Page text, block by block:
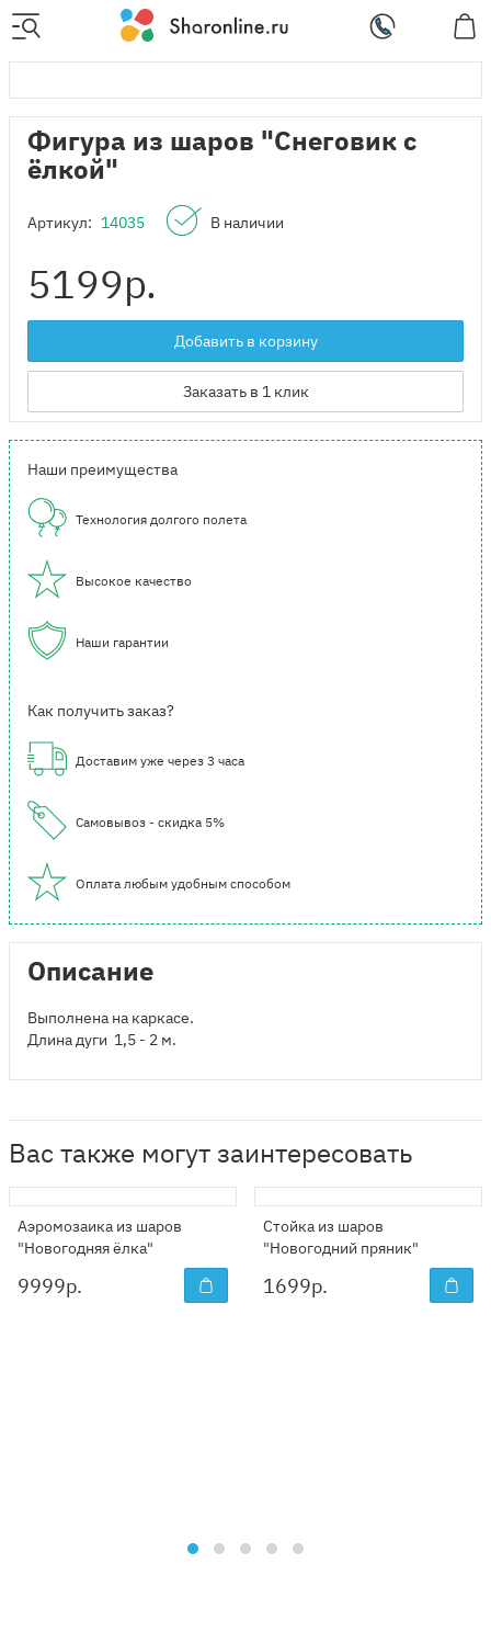
Фигура из шаров "Снеговик с
ёлкой"
Артикул: 14035 В наличии
5199р.
Добавить в корзину
Заказать в 1 клик
Наши преимущества
Технология долгого полета
Высокое качество
Наши гарантии
Как получить заказ?
Доставим уже через 3 часа
Самовывоз - скидка 5%
Оплата любым удобным способом
Описание
Выполнена на каркасе.
Длина дуги 1,5 - 2 м.
Вас также могут заинтересовать
Аэромозаика из шаров
"Новогодняя ёлка"
9999р.
Стойка из шаров
"Новогодний пряник"
1699р.